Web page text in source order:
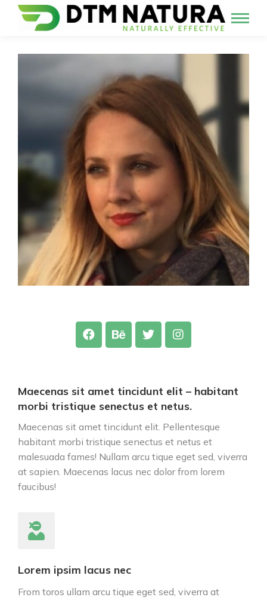
Maecenas sit amet tincidunt elit – habitant
morbi tristique senectus et netus.
Maecenas sit amet tincidunt elit. Pellentesque
habitant morbi tristique senectus et netus et
malesuada fames! Nullam arcu tique eget sed, viverra
at sapien. Maecenas lacus nec dolor from lorem
faucibus!
Lorem ipsim lacus nec
From toros ullam arcu tique eget sed, viverra at